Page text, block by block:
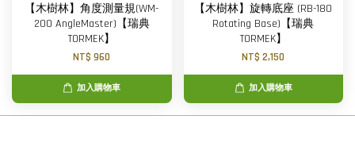
【木樹林】角度測量規(WM-
200 AngleMaster)【瑞典
TORMEK】
NT$ 960
加入購物車
【木樹林】旋轉底座 (RB-180
Rotating Base)【瑞典
TORMEK】
NT$ 2,150
加入購物車